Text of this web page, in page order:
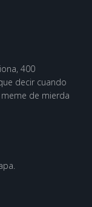
400
decir cuando
de mierda